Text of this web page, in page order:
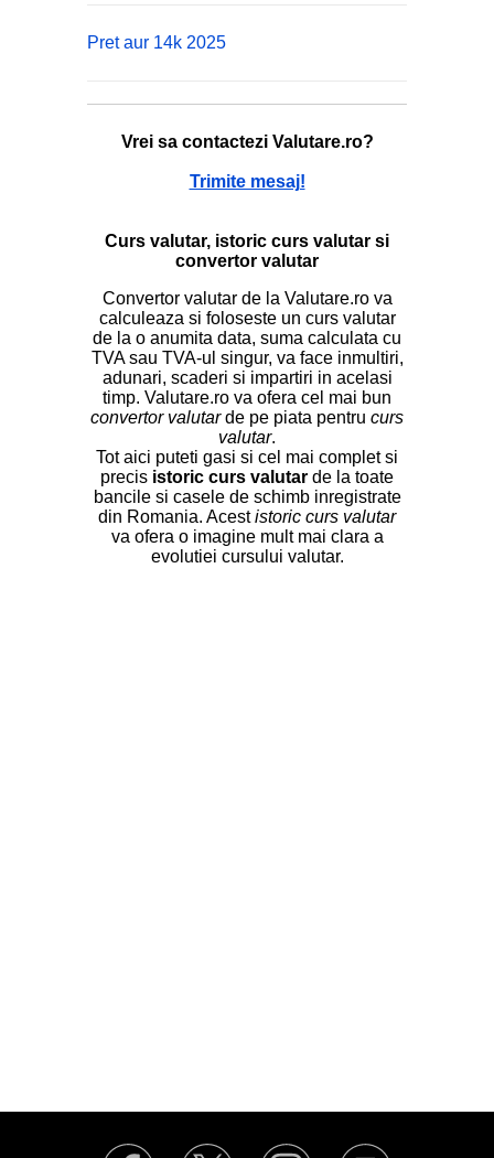
Pret aur 14k 2025
Vrei sa contactezi Valutare.ro?
Trimite mesaj!
Curs valutar, istoric curs valutar si
convertor valutar
Convertor valutar de la Valutare.ro va
calculeaza si foloseste un curs valutar
de la o anumita data, suma calculata cu
TVA sau TVA-ul singur, va face inmultiri,
adunari, scaderi si impartiri in acelasi
timp. Valutare.ro va ofera cel mai bun
convertor valutarde pe piata pentru curs
valutar.
Tot aici puteti gasi si cel mai complet si
precis istoric curs valutar de la toate
bancile si casele de schimb inregistrate
din Romania. Acestistoric curs valutar
va ofera o imagine mult mai clara a
evolutiei cursului valutar.